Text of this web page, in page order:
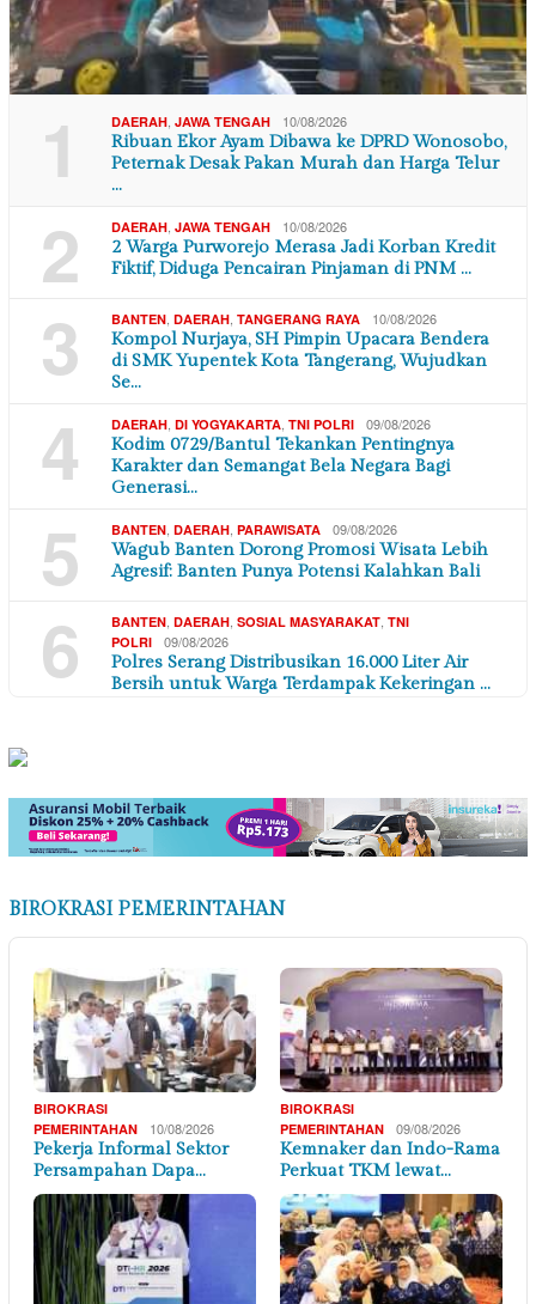
1 DAERAH JAWA TENGAH 10/08/2026
Ribuan Ekor Ayam Dibawa ke DPRD Wonosobo,
Peternak Desak Pakan Murah dan Harga Telur
…
2 DAERAH JAWA TENGAH 10/08/2026
2 Warga Purworejo Merasa Jadi Korban Kredit
Fiktif, Diduga Pencairan Pinjaman di PNM …
3 BANTEN DAERAH TANGERANG RAYA 10/08/2026
Kompol Nurjaya, SH Pimpin Upacara Bendera
di SMK Yupentek Kota Tangerang, Wujudkan
Se…
4 DAERAH DI YOGYAKARTA TNI POLRI 09/08/2026
Kodim 0729/Bantul Tekankan Pentingnya
Karakter dan Semangat Bela Negara Bagi
Generasi…
5 BANTEN DAERAH PARAWISATA 09/08/2026
Wagub Banten Dorong Promosi Wisata Lebih
Agresif: Banten Punya Potensi Kalahkan Bali
6 BANTEN DAERAH SOSIAL MASYARAKAT TNI
POLRI
09/08/2026
Polres Serang Distribusikan 16.000 Liter Air
Bersih untuk Warga Terdampak Kekeringan …
BIROKRASI PEMERINTAHAN
BIROKRASI
PEMERINTAHAN
10/08/2026
Pekerja Informal Sektor
Persampahan Dapa…
BIROKRASI
PEMERINTAHAN
09/08/2026
Kemnaker dan Indo-Rama
Perkuat TKM lewat…